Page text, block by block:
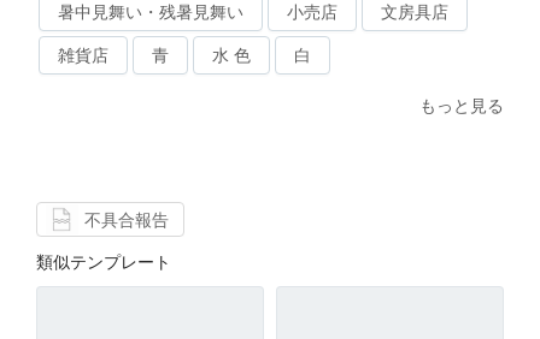
暑中見舞い・残暑見舞い 小売店 文房具店
雑貨店 青 水 色 白
もっと見る
不具合報告
類似テンプレート